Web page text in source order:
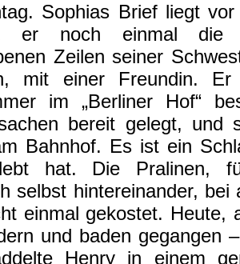
Sophias Brief liegt
er noch einmal die
Zeilen seiner
mit einer Freundin.
im „Berliner Hof“
bereit gelegt,
Bahnhof. Es ist ein
hat. Die Pralinen,
selbst hintereinander, bei
einmal gekostet. Heute,
und baden gegangen
Henry in einem